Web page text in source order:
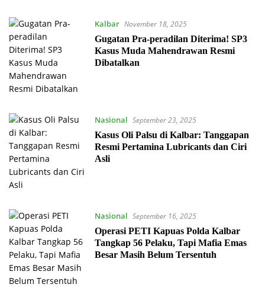
Kalbar November 18, 2025
Gugatan Pra-peradilan Diterima! SP3
Kasus Muda Mahendrawan Resmi
Dibatalkan
Nasional September 23, 2025
Kasus Oli Palsu di Kalbar: Tanggapan
Resmi Pertamina Lubricants dan Ciri
Asli
Nasional September 16, 2025
Operasi PETI Kapuas Polda Kalbar
Tangkap 56 Pelaku, Tapi Mafia Emas
Besar Masih Belum Tersentuh